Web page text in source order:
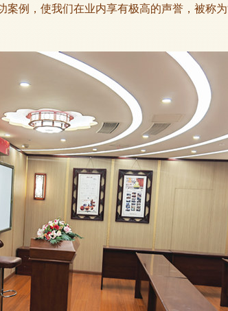
案例，使我们在业内享有极高的声誉，被称